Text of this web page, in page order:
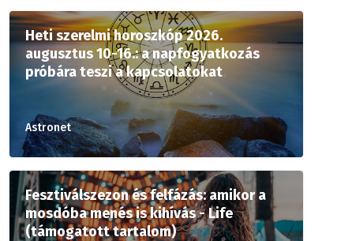
Heti szerelmi horoszkóp 2026.
augusztus 10-16.: a napfogyatkozás
próbára teszi a kapcsolatokat
Astronet
Fesztiválszezon és felfázás: amikor a
mosdóba menés is kihívás - Life
(támogatott tartalom)